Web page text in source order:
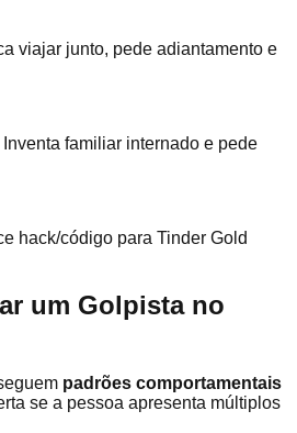
viajar junto, pede adiantamento e
Inventa familiar internado e pede
hack/código para Tinder Gold
um Golpista no
padrões comportamentais
se a pessoa apresenta múltiplos